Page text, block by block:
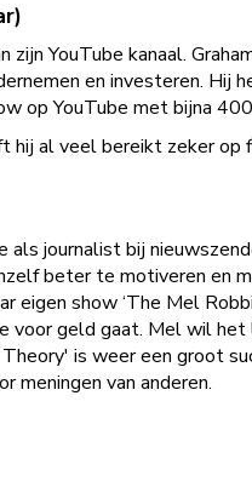
zijn YouTube kanaal.
en investeren. Hij
op YouTube met bijna
hij al veel bereikt zeker op
als journalist bij
beter te motiveren en
eigen show ‘The Mel
voor geld gaat. Mel wil
is weer een groot
meningen van anderen.